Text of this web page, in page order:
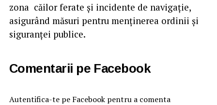
zona căilor ferate și incidente de navigație,
asigurând măsuri pentru menținerea ordinii și
siguranței publice.
Comentarii pe Facebook
Autentifica-te pe Facebook pentru a comenta